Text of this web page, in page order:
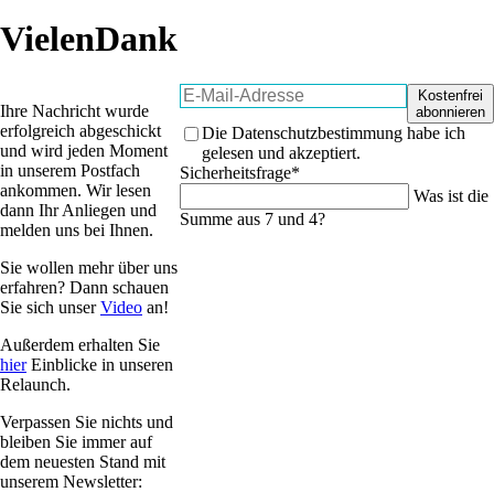
VielenDank
Ihre Nachricht wurde
erfolgreich abgeschickt
und wird jeden Moment
in unserem Postfach
ankommen. Wir lesen
dann Ihr Anliegen und
melden uns bei Ihnen.
Sie wollen mehr über uns
erfahren? Dann schauen
Sie sich unserVideo an!
Außerdem erhalten Sie
hierEinblicke in unseren
Relaunch.
Verpassen Sie nichts und
bleiben Sie immer auf
dem neuesten Stand mit
unserem Newsletter:
E-
Mail-
Adresse
Kostenfrei
abonnieren
Die Datenschutzbestimmung habe ich
gelesen und akzeptiert.
Pflichtfeld
Sicherheitsfrage*
Was ist die
Summe aus 7 und 4?